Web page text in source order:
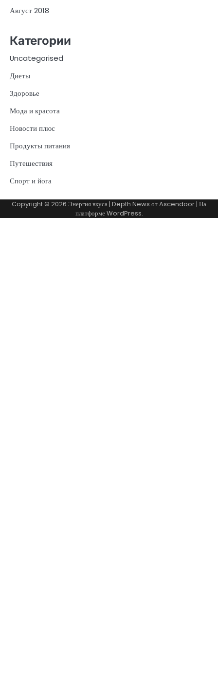
Август 2018
Категории
Uncategorised
Диеты
Здоровье
Мода и красота
Новости плюс
Продукты питания
Путешествия
Спорт и йога
Copyright © 2026 Энергия вкуса| Depth News отAscendoor| На
платформеWordPress.